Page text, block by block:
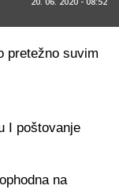
pretežno suvim
I poštovanje
na